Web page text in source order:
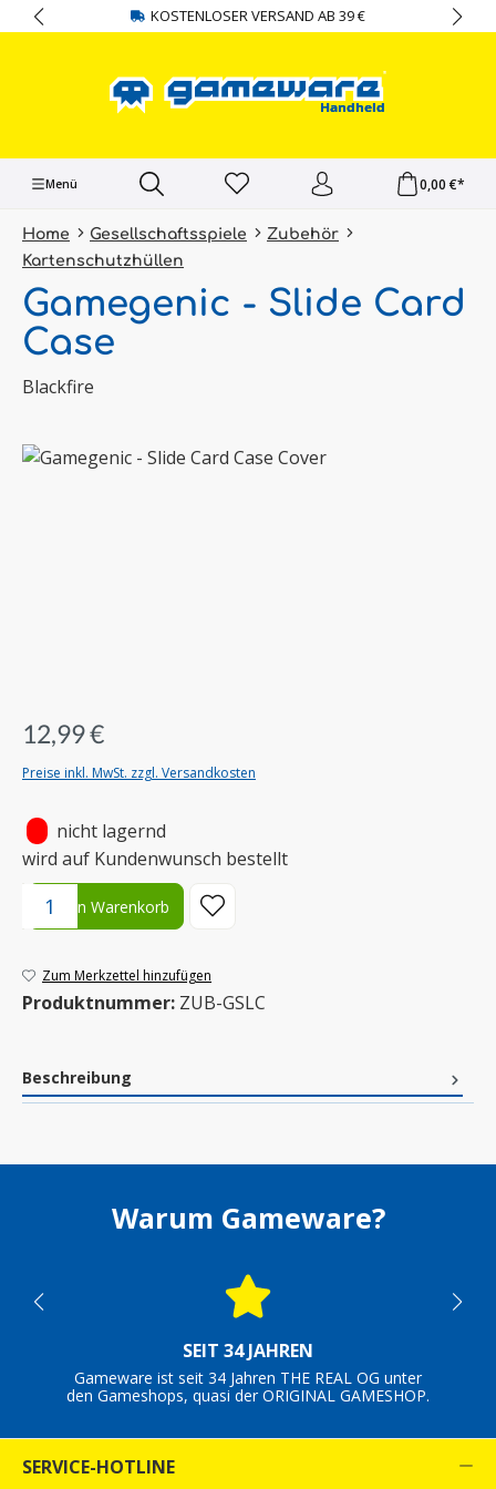
springen KOSTENLOSER VERSAND AB 39 €
Menü 0,00 €*
Home Gesellschaftsspiele
Zubehör
Kartenschutzhüllen
Gamegenic - Slide Card
Case
Blackfire
Bildergalerie überspringen
12,99 €
Preise inkl. MwSt. zzgl. Versandkosten
nicht lagernd
wird auf Kundenwunsch bestellt
Produkt Anzahl: Gib den gewünschten Wert ein oder benutze
In den Warenkorb
Zum Merkzettel hinzufügen
Produktnummer: ZUB-GSLC
Beschreibung
Warum Gameware?
SEIT 34 JAHREN
Gameware ist seit 34 Jahren THE REAL OG unter
den Gameshops, quasi der ORIGINAL GAMESHOP.
SERVICE-HOTLINE